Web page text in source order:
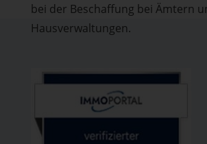
bei der Beschaffung bei Ämtern
Hausverwaltungen.